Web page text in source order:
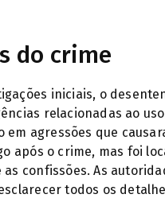
do crime
iniciais, o
relacionadas ao
agressões que
após o crime, mas foi
confissões. As
todos os